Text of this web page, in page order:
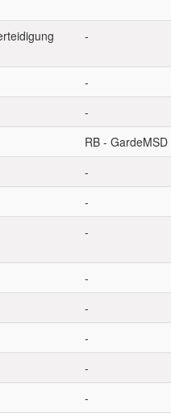
-
-
-
RB - GardeMSD
-
-
-
-
-
-
-
-